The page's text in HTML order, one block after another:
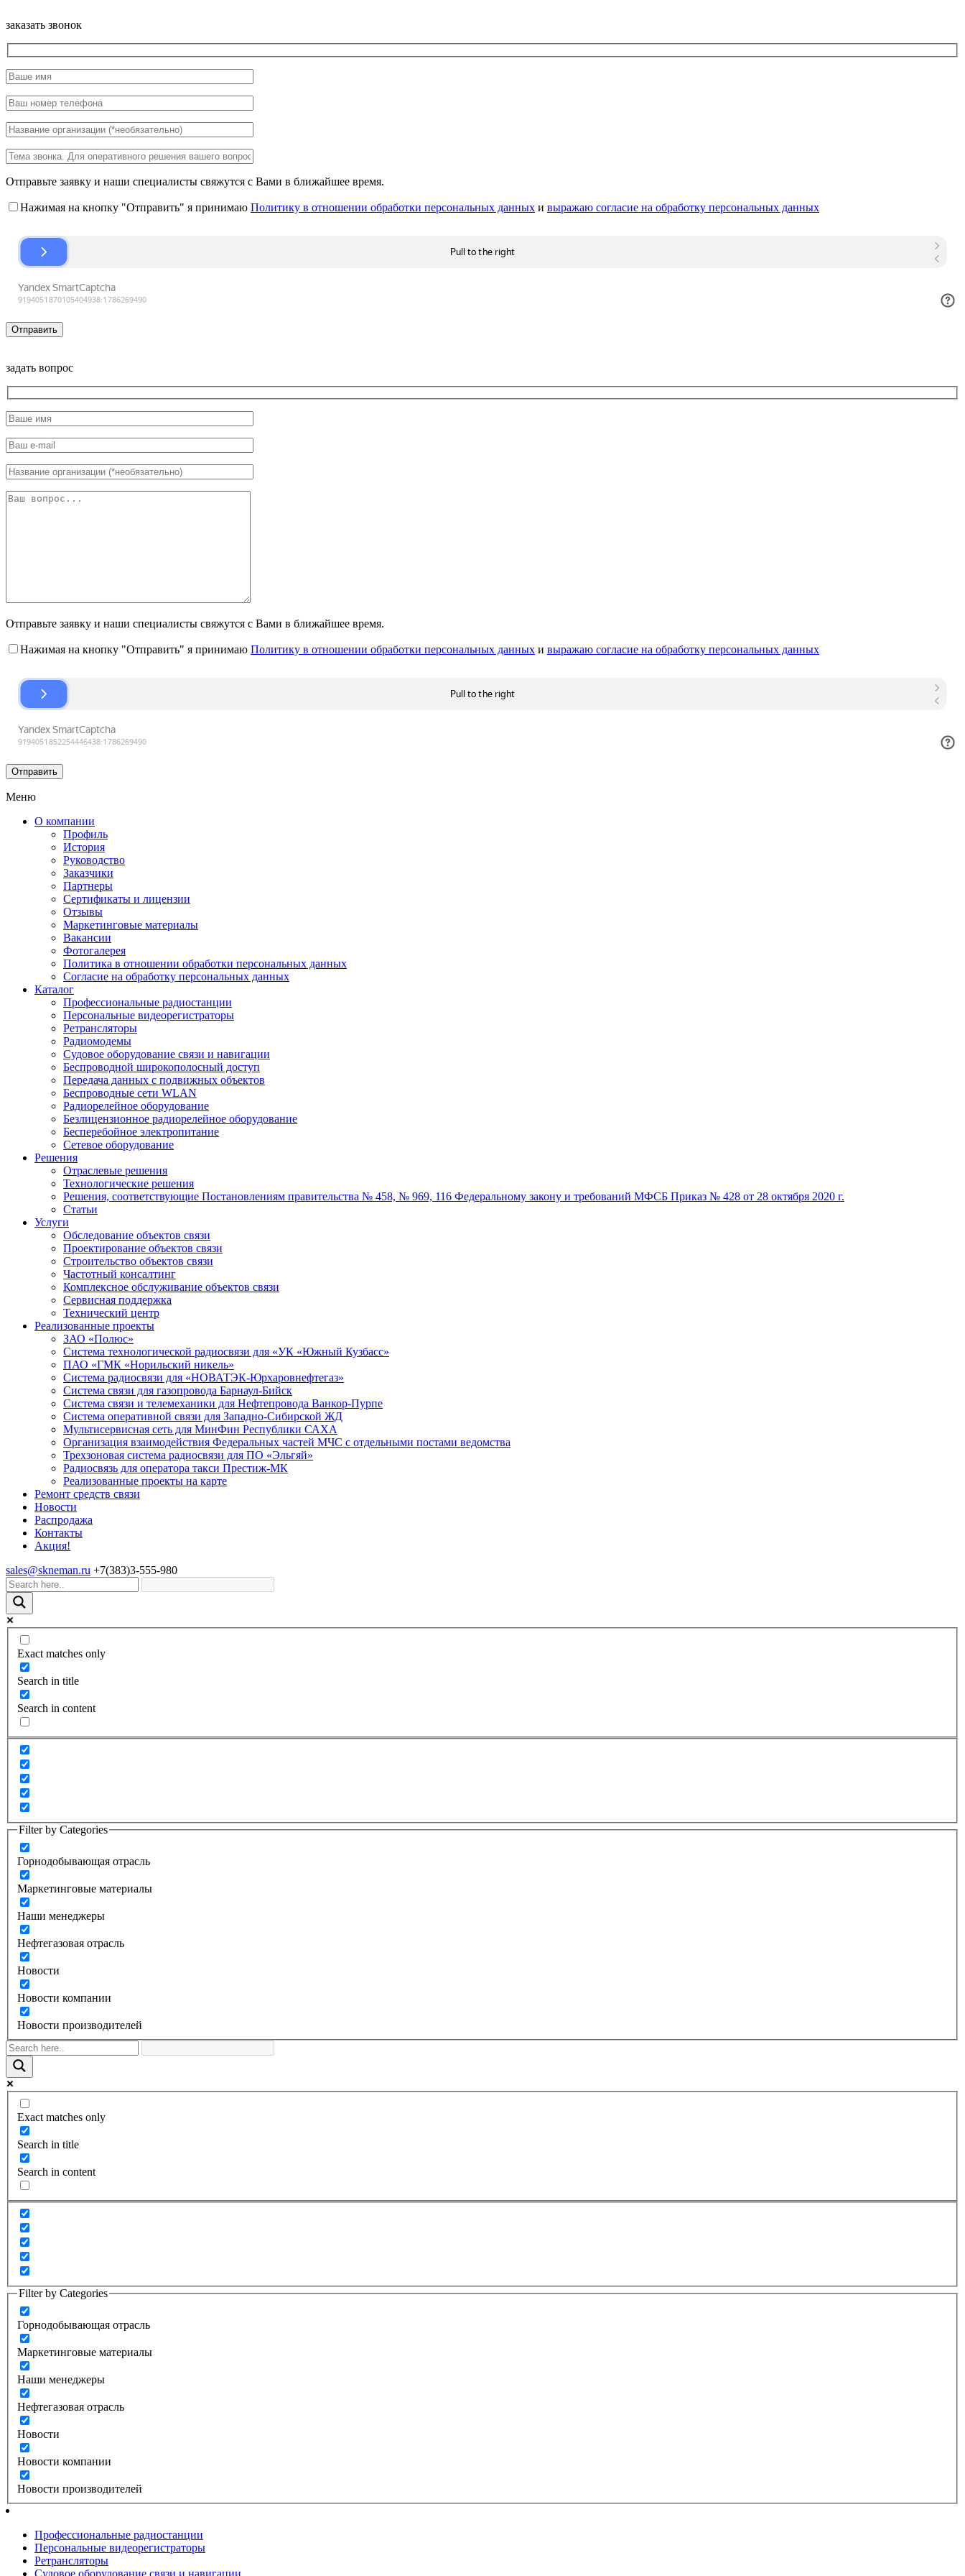
заказать звонок
Отправьте заявку и наши специалисты свяжутся с Вами в ближайшее время.
Нажимая на кнопку "Отправить" я принимаю Политику в отношении обработки персональных данных и выражаю согласие на обработку персональных данных
задать вопрос
Отправьте заявку и наши специалисты свяжутся с Вами в ближайшее время.
Нажимая на кнопку "Отправить" я принимаю Политику в отношении обработки персональных данных и выражаю согласие на обработку персональных данных
Меню
О компании
Профиль
История
Руководство
Заказчики
Партнеры
Сертификаты и лицензии
Отзывы
Маркетинговые материалы
Вакансии
Фотогалерея
Политика в отношении обработки персональных данных
Согласие на обработку персональных данных
Каталог
Профессиональные радиостанции
Персональные видеорегистраторы
Ретрансляторы
Радиомодемы
Судовое оборудование связи и навигации
Беспроводной широкополосный доступ
Передача данных с подвижных объектов
Беспроводные сети WLAN
Радиорелейное оборудование
Безлицензионное радиорелейное оборудование
Бесперебойное электропитание
Сетевое оборудование
Решения
Отраслевые решения
Технологические решения
Решения, соответствующие Постановлениям правительства № 458, № 969, 116 Федеральному закону и требований МФСБ Приказ № 428 от 28 октября 2020 г.
Статьи
Услуги
Обследование объектов связи
Проектирование объектов связи
Строительство объектов связи
Частотный консалтинг
Комплексное обслуживание объектов связи
Сервисная поддержка
Технический центр
Реализованные проекты
ЗАО «Полюс»
Система технологической радиосвязи для «УК «Южный Кузбасс»
ПАО «ГМК «Норильский никель»
Система радиосвязи для «НОВАТЭК-Юрхаровнефтегаз»
Система связи для газопровода Барнаул-Бийск
Система связи и телемеханики для Нефтепровода Ванкор-Пурпе
Система оперативной связи для Западно-Сибирской ЖД
Мультисервисная сеть для МинФин Республики САХА
Организация взаимодействия Федеральных частей МЧС с отдельными постами ведомства
Трехзоновая система радиосвязи для ПО «Эльгяй»
Радиосвязь для оператора такси Престиж-МК
Реализованные проекты на карте
Ремонт средств связи
Новости
Распродажа
Контакты
Акция!
sales@skneman.ru +7(383)3-555-980
Exact matches only
Search in title
Search in content
Filter by Categories
Горнодобывающая отрасль
Маркетинговые материалы
Наши менеджеры
Нефтегазовая отрасль
Новости
Новости компании
Новости производителей
Exact matches only
Search in title
Search in content
Filter by Categories
Горнодобывающая отрасль
Маркетинговые материалы
Наши менеджеры
Нефтегазовая отрасль
Новости
Новости компании
Новости производителей
Профессиональные радиостанции
Персональные видеорегистраторы
Ретрансляторы
Судовое оборудование связи и навигации